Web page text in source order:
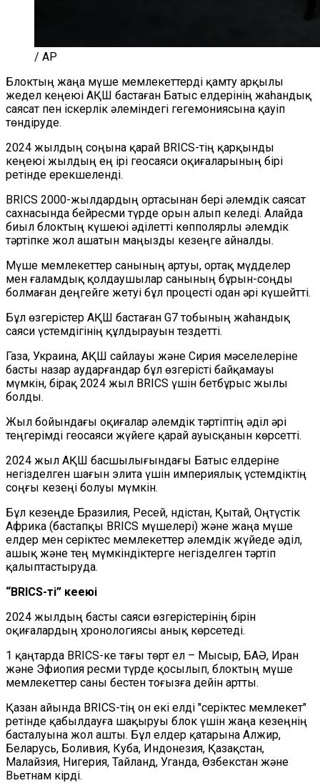
/ AP
Блоктың жаңа мүше мемлекеттерді қамту арқылы
жедел кеңеюі АҚШ бастаған Батыс елдерінің жаһандық
саясат пен іскерлік әлеміндегі гегемониясына қауіп
төндіруде.
2024 жылдың соңына қарай BRICS-тің қарқынды
кеңеюі жылдың ең ірі геосаяси оқиғаларының бірі
ретінде ерекшеленді.
BRICS 2000-жылдардың ортасынан бері әлемдік саясат
сахнасында бейресми түрде орын алып келеді. Алайда
биыл блоктың күшеюі әділетті көпполярлы әлемдік
тәртіпке жол ашатын маңызды кезеңге айналды.
Мүше мемлекеттер санының артуы, ортақ мүдделер
мен ғаламдық қолдаушылар санының бұрын-соңды
болмаған деңгейге жетуі бұл процесті одан әрі күшейтті.
Бұл өзгерістер АҚШ бастаған G7 тобының жаһандық
саяси үстемдігінің құлдырауын тездетті.
Газа, Украина, АҚШ сайлауы және Сирия мәселелеріне
басты назар аударғандар бұл өзгерісті байқамауы
мүмкін, бірақ 2024 жыл BRICS үшін бетбұрыс жылы
болды.
Жыл бойындағы оқиғалар әлемдік тәртіптің әділ әрі
теңгерімді геосаяси жүйеге қарай ауысқанын көрсетті.
2024 жыл АҚШ басшылығындағы Батыс елдеріне
негізделген шағын элита үшін империялық үстемдіктің
соңғы кезеңі болуы мүмкін.
Бұл кезеңде Бразилия, Ресей, Үндістан, Қытай, Оңтүстік
Африка (бастапқы BRICS мүшелері) және жаңа мүше
елдер мен серіктес мемлекеттер әлемдік жүйеде әділ,
ашық және тең мүмкіндіктерге негізделген тәртіп
қалыптастыруда.
“BRICS-тің” кеңеюі
2024 жылдың басты саяси өзгерістерінің бірін
оқиғалардың хронологиясы анық көрсетеді.
1 қаңтарда BRICS-ке тағы төрт ел – Мысыр, БАӘ, Иран
және Эфиопия ресми түрде қосылып, блоктың мүше
мемлекеттер саны бестен тоғызға дейін артты.
Қазан айында BRICS-тің он екі елді "серіктес мемлекет"
ретінде қабылдауға шақыруы блок үшін жаңа кезеңнің
басталуына жол ашты. Бұл елдер қатарына Алжир,
Беларусь, Боливия, Куба, Индонезия, Қазақстан,
Малайзия, Нигерия, Тайланд, Уганда, Өзбекстан және
Вьетнам кірді.